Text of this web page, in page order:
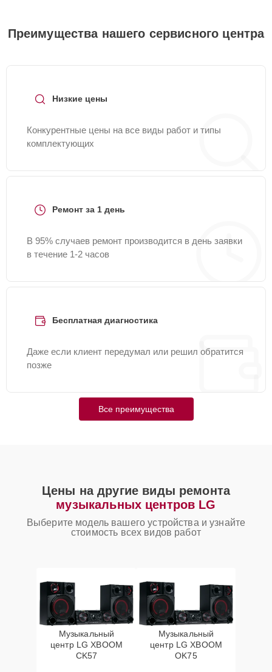
Преимущества нашего сервисного центра
Низкие цены
Конкурентные цены на все виды работ и типы
комплектующих
Ремонт за 1 день
В 95% случаев ремонт производится в день заявки
в течение 1-2 часов
Бесплатная диагностика
Даже если клиент передумал или решил обратится
позже
Все преимущества
Цены на другие виды ремонта
музыкальных центров LG
Выберите модель вашего устройства и узнайте
стоимость всех видов работ
Музыкальный
центр LG XBOOM
CK57
Музыкальный
центр LG XBOOM
OK75